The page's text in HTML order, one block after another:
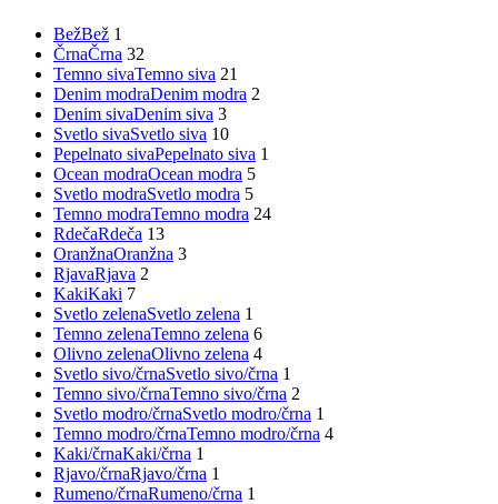
BežBež 1
ČrnaČrna 32
Temno sivaTemno siva 21
Denim modraDenim modra 2
Denim sivaDenim siva 3
Svetlo sivaSvetlo siva 10
Pepelnato sivaPepelnato siva 1
Ocean modraOcean modra 5
Svetlo modraSvetlo modra 5
Temno modraTemno modra 24
RdečaRdeča 13
OranžnaOranžna 3
RjavaRjava 2
KakiKaki 7
Svetlo zelenaSvetlo zelena 1
Temno zelenaTemno zelena 6
Olivno zelenaOlivno zelena 4
Svetlo sivo/črnaSvetlo sivo/črna 1
Temno sivo/črnaTemno sivo/črna 2
Svetlo modro/črnaSvetlo modro/črna 1
Temno modro/črnaTemno modro/črna 4
Kaki/črnaKaki/črna 1
Rjavo/črnaRjavo/črna 1
Rumeno/črnaRumeno/črna 1